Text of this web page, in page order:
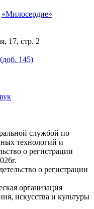
«Милосердие»
17, стр. 2
145)
службой по
технологий и
о регистрации
о регистрации
организация
искусства и культуры